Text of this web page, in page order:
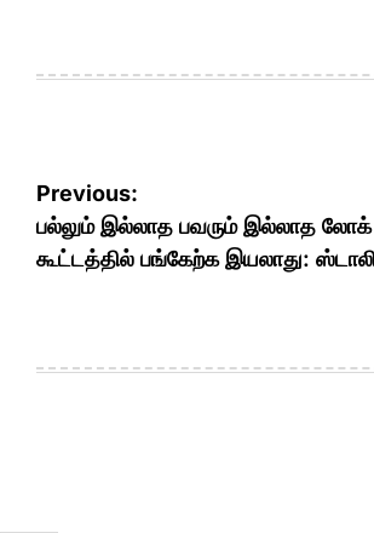
Post
navigation
Previous:
பல்லும் இல்லாத பவரும் இல்லாத லோக்
கூட்டத்தில் பங்கேற்க இயலாது: